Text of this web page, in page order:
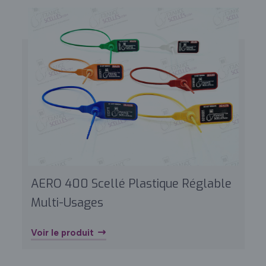
AERO 400 Scellé Plastique Réglable
Multi-Usages
Voir le produit